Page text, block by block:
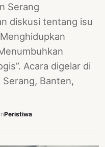
Serang
diskusi tentang isu
Acara digelar di
Serang, Banten,
InPeristiwa